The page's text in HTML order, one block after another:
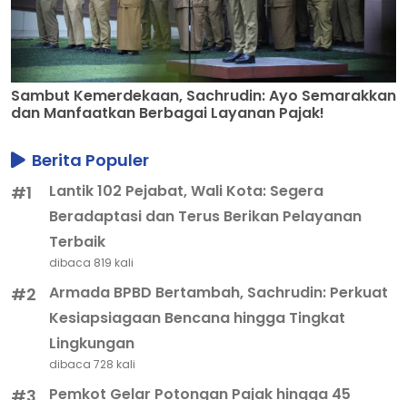
Sambut Kemerdekaan, Sachrudin: Ayo Semarakkan
dan Manfaatkan Berbagai Layanan Pajak!
Berita Populer
#1
Lantik 102 Pejabat, Wali Kota: Segera
Beradaptasi dan Terus Berikan Pelayanan
Terbaik
dibaca 819 kali
#2
Armada BPBD Bertambah, Sachrudin: Perkuat
Kesiapsiagaan Bencana hingga Tingkat
Lingkungan
dibaca 728 kali
Pemkot Gelar Potongan Pajak hingga 45